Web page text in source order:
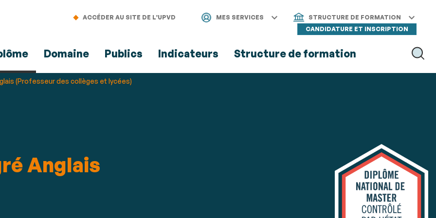
au
directs
ACCÉDER AU SITE DE L’UPVD MES SERVICES
STRUCTURE DE FORMATION
CANDIDATURE ET INSCRIPTION
Domaine Publics Indicateurs Structure de formation
(Professeur des collèges et lycées)
Anglais